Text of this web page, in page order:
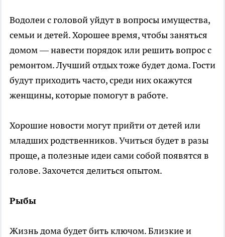
Водолеи с головой уйдут в вопросы имущества,
семьи и детей. Хорошее время, чтобы заняться
домом — навести порядок или решить вопрос с
ремонтом. Лучший отдых тоже будет дома. Гости
будут приходить часто, среди них окажутся
женщины, которые помогут в работе.
Хорошие новости могут прийти от детей или
младших родственников. Учиться будет в разы
проще, а полезные идеи сами собой появятся в
голове. Захочется делиться опытом.
Рыбы
Жизнь дома будет бить ключом. Близкие и